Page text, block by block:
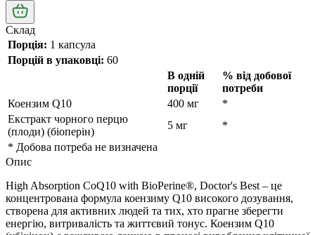
Склад
Порція: 1 капсула
Порцій в упаковці: 60
В одній
порції
% від добової
потреби
Коензим Q10
400 мг
*
Екстракт чорного перцю
(плоди) (біоперін)
5 мг
*
* Добова потреба не визначена
Опис
High Absorption CoQ10 with BioPerine®, Doctor's Best – це
концентрована формула коензиму Q10 високого дозування,
створена для активних людей та тих, хто прагне зберегти
енергію, витривалість та життєвий тонус. Коензим Q10